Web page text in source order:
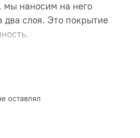
мы наносим на него
два слоя. Это покрытие
золотистым
придает ему роскошный
что делает наш
оставлял